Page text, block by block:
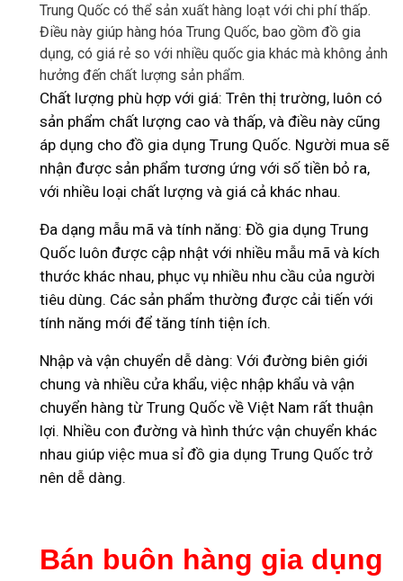
Trung Quốc có thể sản xuất hàng loạt với chi phí thấp.
Điều này giúp hàng hóa Trung Quốc, bao gồm đồ gia
dụng, có giá rẻ so với nhiều quốc gia khác mà không ảnh
hưởng đến chất lượng sản phẩm.
Chất lượng phù hợp với giá: Trên thị trường, luôn có
sản phẩm chất lượng cao và thấp, và điều này cũng
áp dụng cho đồ gia dụng Trung Quốc. Người mua sẽ
nhận được sản phẩm tương ứng với số tiền bỏ ra,
với nhiều loại chất lượng và giá cả khác nhau.
Đa dạng mẫu mã và tính năng: Đồ gia dụng Trung
Quốc luôn được cập nhật với nhiều mẫu mã và kích
thước khác nhau, phục vụ nhiều nhu cầu của người
tiêu dùng. Các sản phẩm thường được cải tiến với
tính năng mới để tăng tính tiện ích.
Nhập và vận chuyển dễ dàng: Với đường biên giới
chung và nhiều cửa khẩu, việc nhập khẩu và vận
chuyển hàng từ Trung Quốc về Việt Nam rất thuận
lợi. Nhiều con đường và hình thức vận chuyển khác
nhau giúp việc mua sỉ đồ gia dụng Trung Quốc trở
nên dễ dàng.
Bán buôn hàng gia dụng